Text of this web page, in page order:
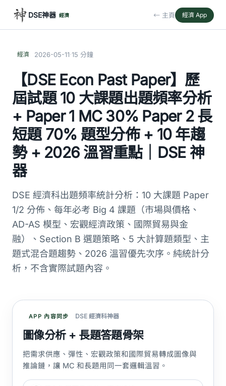
DSE神器 經濟 ← 主頁 經濟 App
經濟 2026-05-11·15 分鐘
【DSE Econ Past Paper】歷
屆試題 10 大課題出題頻率分析
+ Paper 1 MC 30% Paper 2 長
短題 70% 題型分佈 + 10 年趨
勢 + 2026 溫習重點｜DSE 神
器
DSE 經濟科出題頻率統計分析：10 大課題 Paper
1/2 分佈、每年必考 Big 4 課題（市場與價格、
AD-AS 模型、宏觀經濟政策、國際貿易與金
融）、Section B 選題策略、5 大計算題類型、主
題式混合題趨勢、2026 溫習優先次序。純統計分
析，不含實際試題內容。
APP 內容同步 DSE 經濟科神器
圖像分析 + 長題答題骨架
把需求供應、彈性、宏觀政策和國際貿易轉成圖像與
推論鏈，讓 MC 和長題用同一套邏輯溫習。